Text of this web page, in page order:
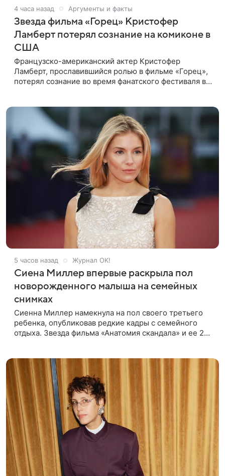
4 часа назад Аргументы и факты
Звезда фильма «Горец» Кристофер
Ламберт потерял сознание на комиконе в
США
Французско-американский актер Кристофер
Ламберт, прославившийся ролью в фильме «Горец»,
потерял сознание во время фанатского фестиваля в
5 часов назад Журнал OK!
Сиена Миллер впервые раскрыла пол
новорожденного малыша на семейных
снимках
Сиенна Миллер намекнула на пол своего третьего
ребенка, опубликовав редкие кадры с семейного
отдыха. Звезда фильма «Анатомия скандала» и ее 29-